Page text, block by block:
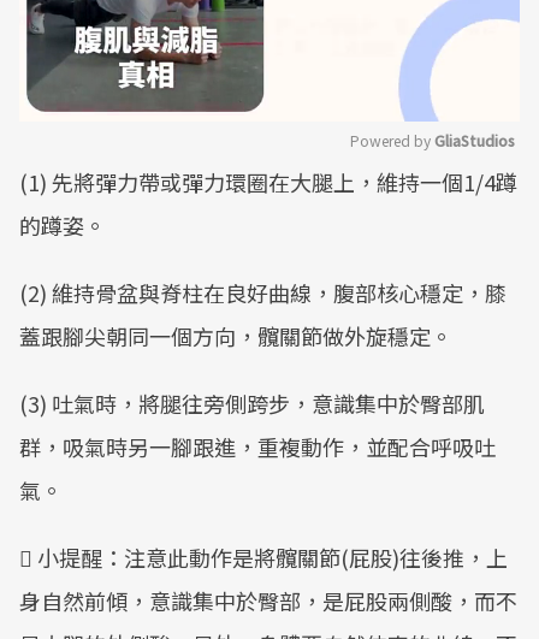
Mute
Powered by GliaStudios
(1) 先將彈力帶或彈力環圈在大腿上，維持一個1/4蹲
的蹲姿。
(2) 維持骨盆與脊柱在良好曲線，腹部核心穩定，膝
蓋跟腳尖朝同一個方向，髖關節做外旋穩定。
(3) 吐氣時，將腿往旁側跨步，意識集中於臀部肌
群，吸氣時另一腳跟進，重複動作，並配合呼吸吐
氣。
 小提醒：注意此動作是將髖關節(屁股)往後推，上
身自然前傾，意識集中於臀部，是屁股兩側酸，而不